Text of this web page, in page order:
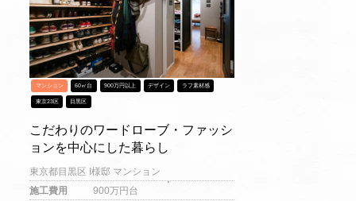
マンション 60㎡台 900万円以上 デザイン ラフ素材感
東京23区 目黒区
こだわりのワードローブ・ファッシ
ョンを中心にした暮らし
東京都目黒区 I様邸 マンション
施工費用
900万円台